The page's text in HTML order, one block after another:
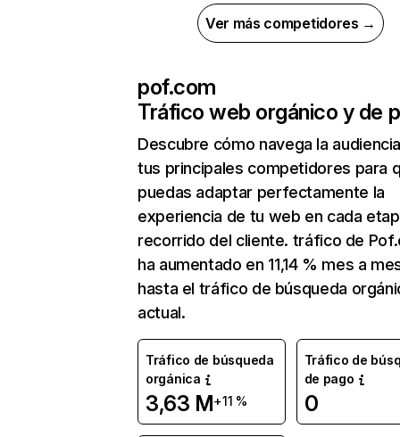
Ver más competidores →
pof.com
Tráfico web orgánico y de
Descubre cómo navega la
tus principales competidores para
puedas adaptar perfectamente la
experiencia de tu web en cada
recorrido del cliente. tráfico de
ha aumentado en 11,14 % mes a
hasta el tráfico de búsqueda
actual.
Tráfico de búsqueda
orgánica
3,63 M+11 %
Tráfico de
de pago
0